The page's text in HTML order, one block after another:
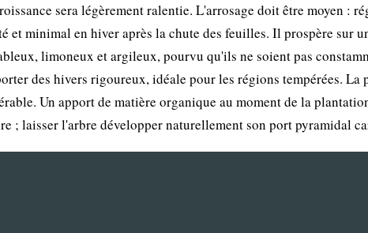
sera légèrement ralentie. L'arrosage doit être moyen :
et minimal en hiver après la chute des feuilles. Il prospère sur
limoneux et argileux, pourvu qu'ils ne soient pas
des hivers rigoureux, idéale pour les régions tempérées. La
Un apport de matière organique au moment de la
; laisser l'arbre développer naturellement son port pyramidal